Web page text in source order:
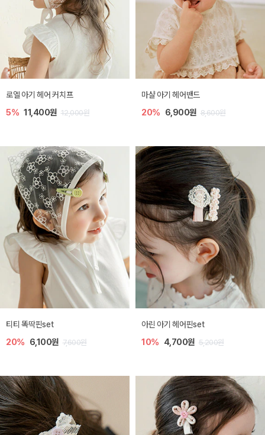
로엘 아기 헤어 커치프
5% 11,400원 12,000원
마샬 아기 헤어밴드
20% 6,900원 8,600원
티티 똑딱핀set
20% 6,100원 7,600원
아린 아기 헤어핀set
10% 4,700원 5,200원